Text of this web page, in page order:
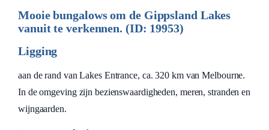
Mooie bungalows om de Gippsland Lakes
vanuit te verkennen. (ID: 19953)
Ligging
aan de rand van Lakes Entrance, ca. 320 km van Melbourne.
In de omgeving zijn bezienswaardigheden, meren, stranden en
wijngaarden.